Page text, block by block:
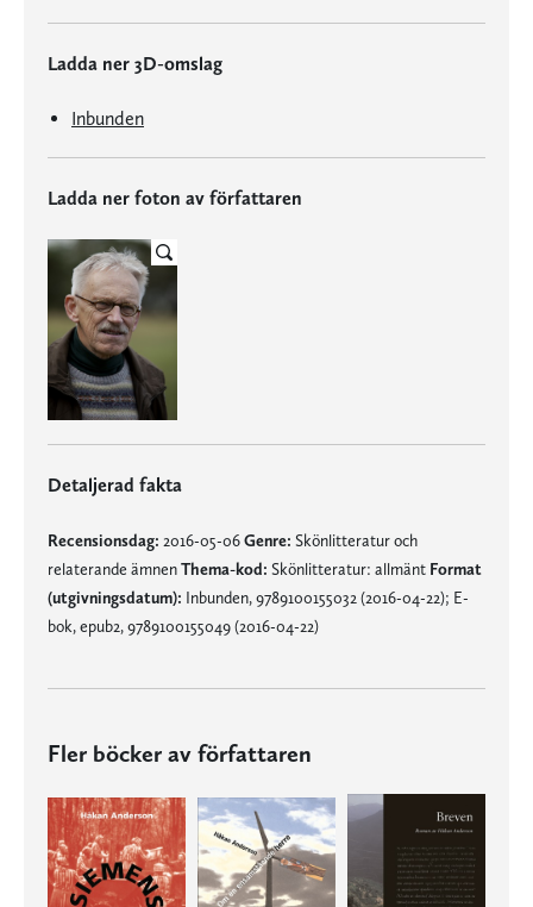
Ladda ner 3D-omslag
Inbunden
Ladda ner foton av författaren
Detaljerad fakta
Recensionsdag: 2016-05-06Genre: Skönlitteratur och
relaterande ämnenThema-kod: Skönlitteratur: allmänt Format
(utgivningsdatum): Inbunden, 9789100155032 (2016-04-22); E-
bok, epub2, 9789100155049 (2016-04-22)
Fler böcker av författaren